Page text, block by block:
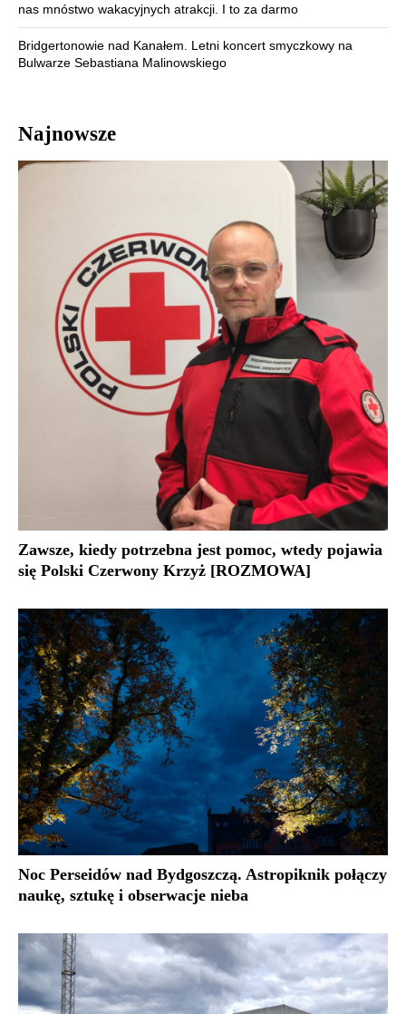
nas mnóstwo wakacyjnych atrakcji. I to za darmo
Bridgertonowie nad Kanałem. Letni koncert smyczkowy na
Bulwarze Sebastiana Malinowskiego
Najnowsze
Zawsze, kiedy potrzebna jest pomoc, wtedy pojawia
się Polski Czerwony Krzyż [ROZMOWA]
Noc Perseidów nad Bydgoszczą. Astropiknik połączy
naukę, sztukę i obserwacje nieba